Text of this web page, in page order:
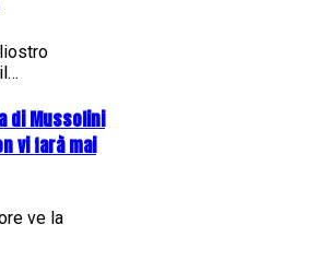
di Mussolini
vi farà mai
ve la